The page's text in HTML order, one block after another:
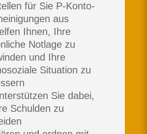
für Sie P-Konto-
aus
Ihnen, Ihre
Notlage zu
und Ihre
Situation zu
Sie dabei,
Schulden zu